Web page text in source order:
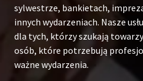
sylwestrze, bankietach,
innych wydarzeniach. Nasze
dla tych, którzy szukają
osób, które potrzebują
ważne wydarzenia.